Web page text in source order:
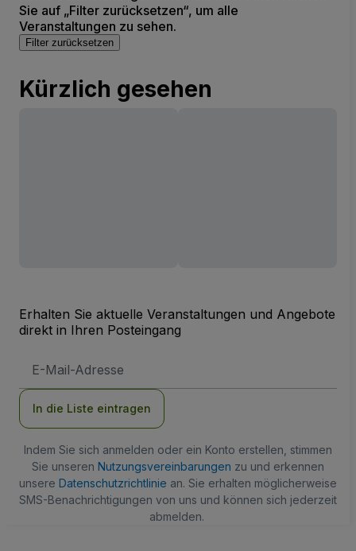
Sie auf „Filter zurücksetzen“, um alle
Veranstaltungen zu sehen.
Filter zurücksetzen
Kürzlich gesehen
Erhalten Sie aktuelle Veranstaltungen und Angebote
direkt in Ihren Posteingang
Mail-
In die Liste eintragen
Indem Sie sich anmelden oder ein Konto erstellen, stimmen
Sie unseren Nutzungsvereinbarungen zu und erkennen
unsere Datenschutzrichtlinie an. Sie erhalten möglicherweise
SMS-Benachrichtigungen von uns und können sich jederzeit
abmelden.